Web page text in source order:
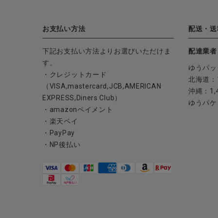
全ての商品
CONTENTS
ご利用ガイド
お問い合わせ
ショップリスト
お支払い方法
下記お支払い方法よりお選びいただけま
す。
・クレジットカード
（VISA,mastercard,JCB,AMERICAN
EXPRESS,Diners Club）
・amazonペイメント
・楽天ペイ
・PayPay
・NP後払い
配送・
配達業
ゆうパ
北海道
沖縄：
ゆうパ